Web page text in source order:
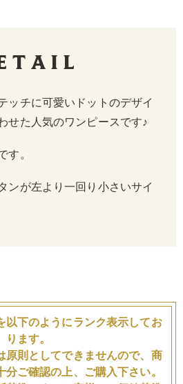
ッチに可愛いドットのデザイ
せた人気のワンピースです♪
す。
ンが左より一回り小さいサイ
以下のようにランク表示してお
ります。
原則としてできませんので、商
ご確認の上、ご購入下さい。